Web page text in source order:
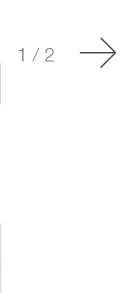
Шатры
1 / 2